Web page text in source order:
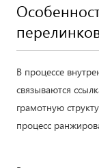
В процессе
связываются
грамотную
процесс